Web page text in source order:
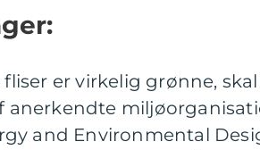
fliser er virkelig grønne,
anerkendte
and Environmental